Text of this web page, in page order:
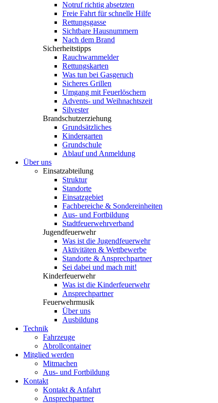
Notruf richtig absetzten
Freie Fahrt für schnelle Hilfe
Rettungsgasse
Sichtbare Hausnummern
Nach dem Brand
Sicherheitstipps
Rauchwarnmelder
Rettungskarten
Was tun bei Gasgeruch
Sicheres Grillen
Umgang mit Feuerlöschern
Advents- und Weihnachtszeit
Silvester
Brandschutzerziehung
Grundsätzliches
Kindergarten
Grundschule
Ablauf und Anmeldung
Über uns
Einsatzabteilung
Struktur
Standorte
Einsatzgebiet
Fachbereiche & Sondereinheiten
Aus- und Fortbildung
Stadtfeuerwehrverband
Jugendfeuerwehr
Was ist die Jugendfeuerwehr
Aktivitäten & Wettbewerbe
Standorte & Ansprechpartner
Sei dabei und mach mit!
Kinderfeuerwehr
Was ist die Kinderfeuerwehr
Ansprechpartner
Feuerwehrmusik
Über uns
Ausbildung
Technik
Fahrzeuge
Abrollcontainer
Mitglied werden
Mitmachen
Aus- und Fortbildung
Kontakt
Kontakt & Anfahrt
Ansprechpartner